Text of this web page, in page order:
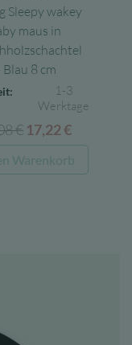
Sleepy wakey
maus in
Blau 8 cm
1-3
Werktage
€ Ursprünglicher
Preis
war:
17,22€
Preis
ist:
Warenkorb